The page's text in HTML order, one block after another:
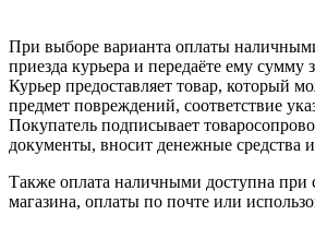
При выборе варианта оплаты
приезда курьера и передаёте ему сумму
Курьер предоставляет товар, который
предмет повреждений, соответствие
Покупатель подписывает
документы, вносит денежные средства
Также оплата наличными доступна при
магазина, оплаты по почте или